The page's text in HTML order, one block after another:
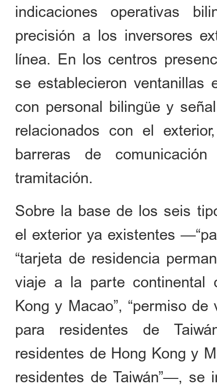
indicaciones operativas
precisión a los inversores
línea. En los centros
se establecieron ventanillas
con personal bilingüe y
relacionados con el
barreras de
tramitación.
Sobre la base de los seis
el exterior ya existentes
“tarjeta de residencia
viaje a la parte continental
Kong y Macao”, “permiso
para residentes de
residentes de Hong Kong y
residentes de Taiwán”—, se